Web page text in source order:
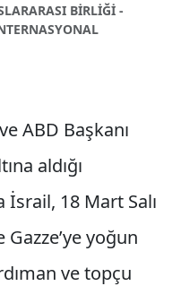
BIRLIĞI -
ABD Başkanı
aldığı
İsrail, 18 Mart Salı
yoğun
ve topçu